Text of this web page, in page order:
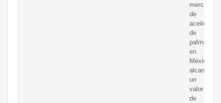
mercado
de
aceite
de
palma
en
México
alcanzó
un
valor
de